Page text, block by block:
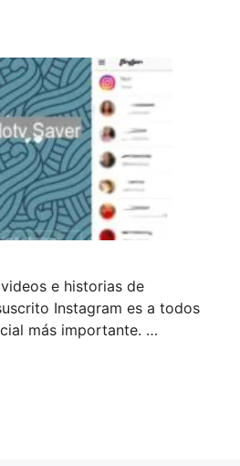
e historias de
Instagram es a todos
más importante. …